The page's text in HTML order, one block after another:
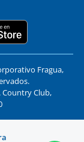
Fragua,
Country Club,